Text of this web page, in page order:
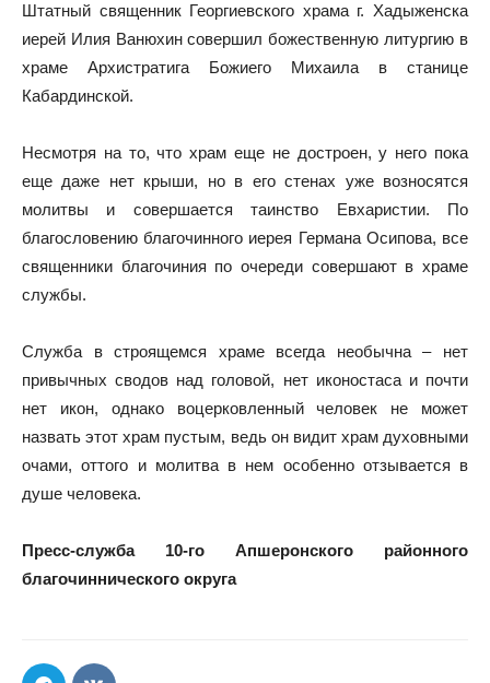
Штатный священник Георгиевского храма г. Хадыженска
иерей Илия Ванюхин совершил божественную литургию в
храме Архистратига Божиего Михаила в станице
Кабардинской.
Несмотря на то, что храм еще не достроен, у него пока
еще даже нет крыши, но в его стенах уже возносятся
молитвы и совершается таинство Евхаристии. По
благословению благочинного иерея Германа Осипова, все
священники благочиния по очереди совершают в храме
службы.
Служба в строящемся храме всегда необычна – нет
привычных сводов над головой, нет иконостаса и почти
нет икон, однако воцерковленный человек не может
назвать этот храм пустым, ведь он видит храм духовными
очами, оттого и молитва в нем особенно отзывается в
душе человека.
Пресс-служба 10-го Апшеронского районного
благочиннического округа